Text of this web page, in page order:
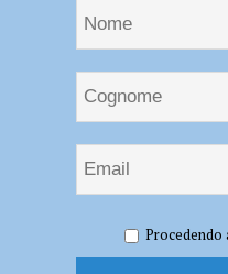
bronzo di Hasseanein eProcedendo